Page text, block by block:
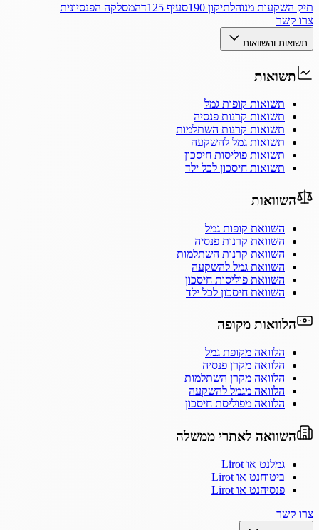
תיק השקעות מנוהלתיקון 190 סעיף 125ד
המסלקה הפנסיונית
צרו קשר
תשואות והשוואות
תשואות
תשואות קופות גמל
תשואות קרנות פנסיה
תשואות קרנות השתלמות
תשואות גמל להשקעה
תשואות פוליסות חיסכון
תשואות חיסכון לכל ילד
השוואות
השוואת קופות גמל
השוואת קרנות פנסיה
השוואת קרנות השתלמות
השוואת גמל להשקעה
השוואת פוליסות חיסכון
השוואת חיסכון לכל ילד
הלוואות מקופה
הלוואה מקופת גמל
הלוואה מקרן פנסיה
הלוואה מקרן השתלמות
הלוואה מגמל להשקעה
הלוואה מפוליסת חיסכון
השוואה לאתרי ממשלה
גמלנט או Lirot
ביטוחנט או Lirot
פנסיהנט או Lirot
צרו קשר